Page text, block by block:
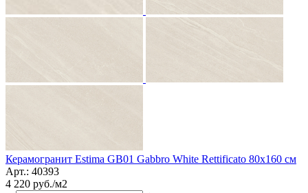
Керамогранит Estima GB01 Gabbro White Rettificato 80x160 см
Арт.: 40393
4 220 руб./м2